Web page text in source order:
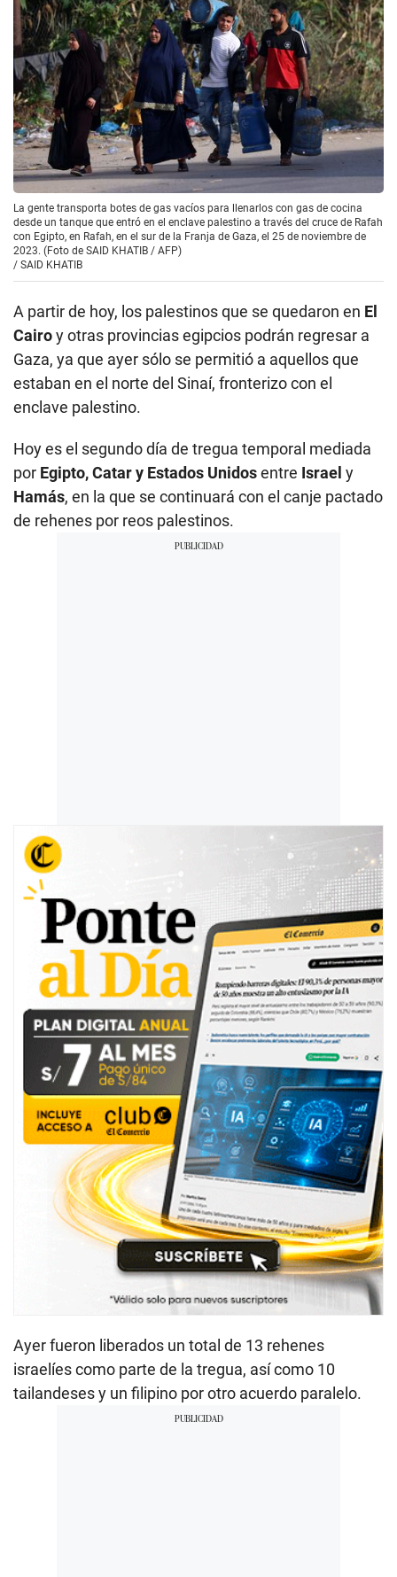
La gente transporta botes de gas vacíos para llenarlos con gas de cocina
desde un tanque que entró en el enclave palestino a través del cruce de Rafah
con Egipto, en Rafah, en el sur de la Franja de Gaza, el 25 de noviembre de
2023. (Foto de SAID KHATIB / AFP)
/ SAID KHATIB
A partir de hoy, los palestinos que se quedaron en El
Cairoy otras provincias egipcios podrán regresar a
Gaza, ya que ayer sólo se permitió a aquellos que
estaban en el norte del Sinaí, fronterizo con el
enclave palestino.
Hoy es el segundo día de tregua temporal mediada
por Egipto, Catar y Estados Unidosentre Israel y
Hamás, en la que se continuará con el canje pactado
de rehenes por reos palestinos.
Ayer fueron liberados un total de 13 rehenes
israelíes como parte de la tregua, así como 10
tailandeses y un filipino por otro acuerdo paralelo.